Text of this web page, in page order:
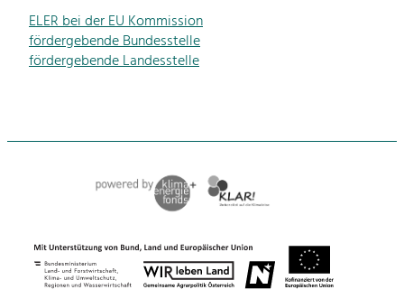
ELER bei der EU Kommission
fördergebende Bundesstelle
fördergebende Landesstelle